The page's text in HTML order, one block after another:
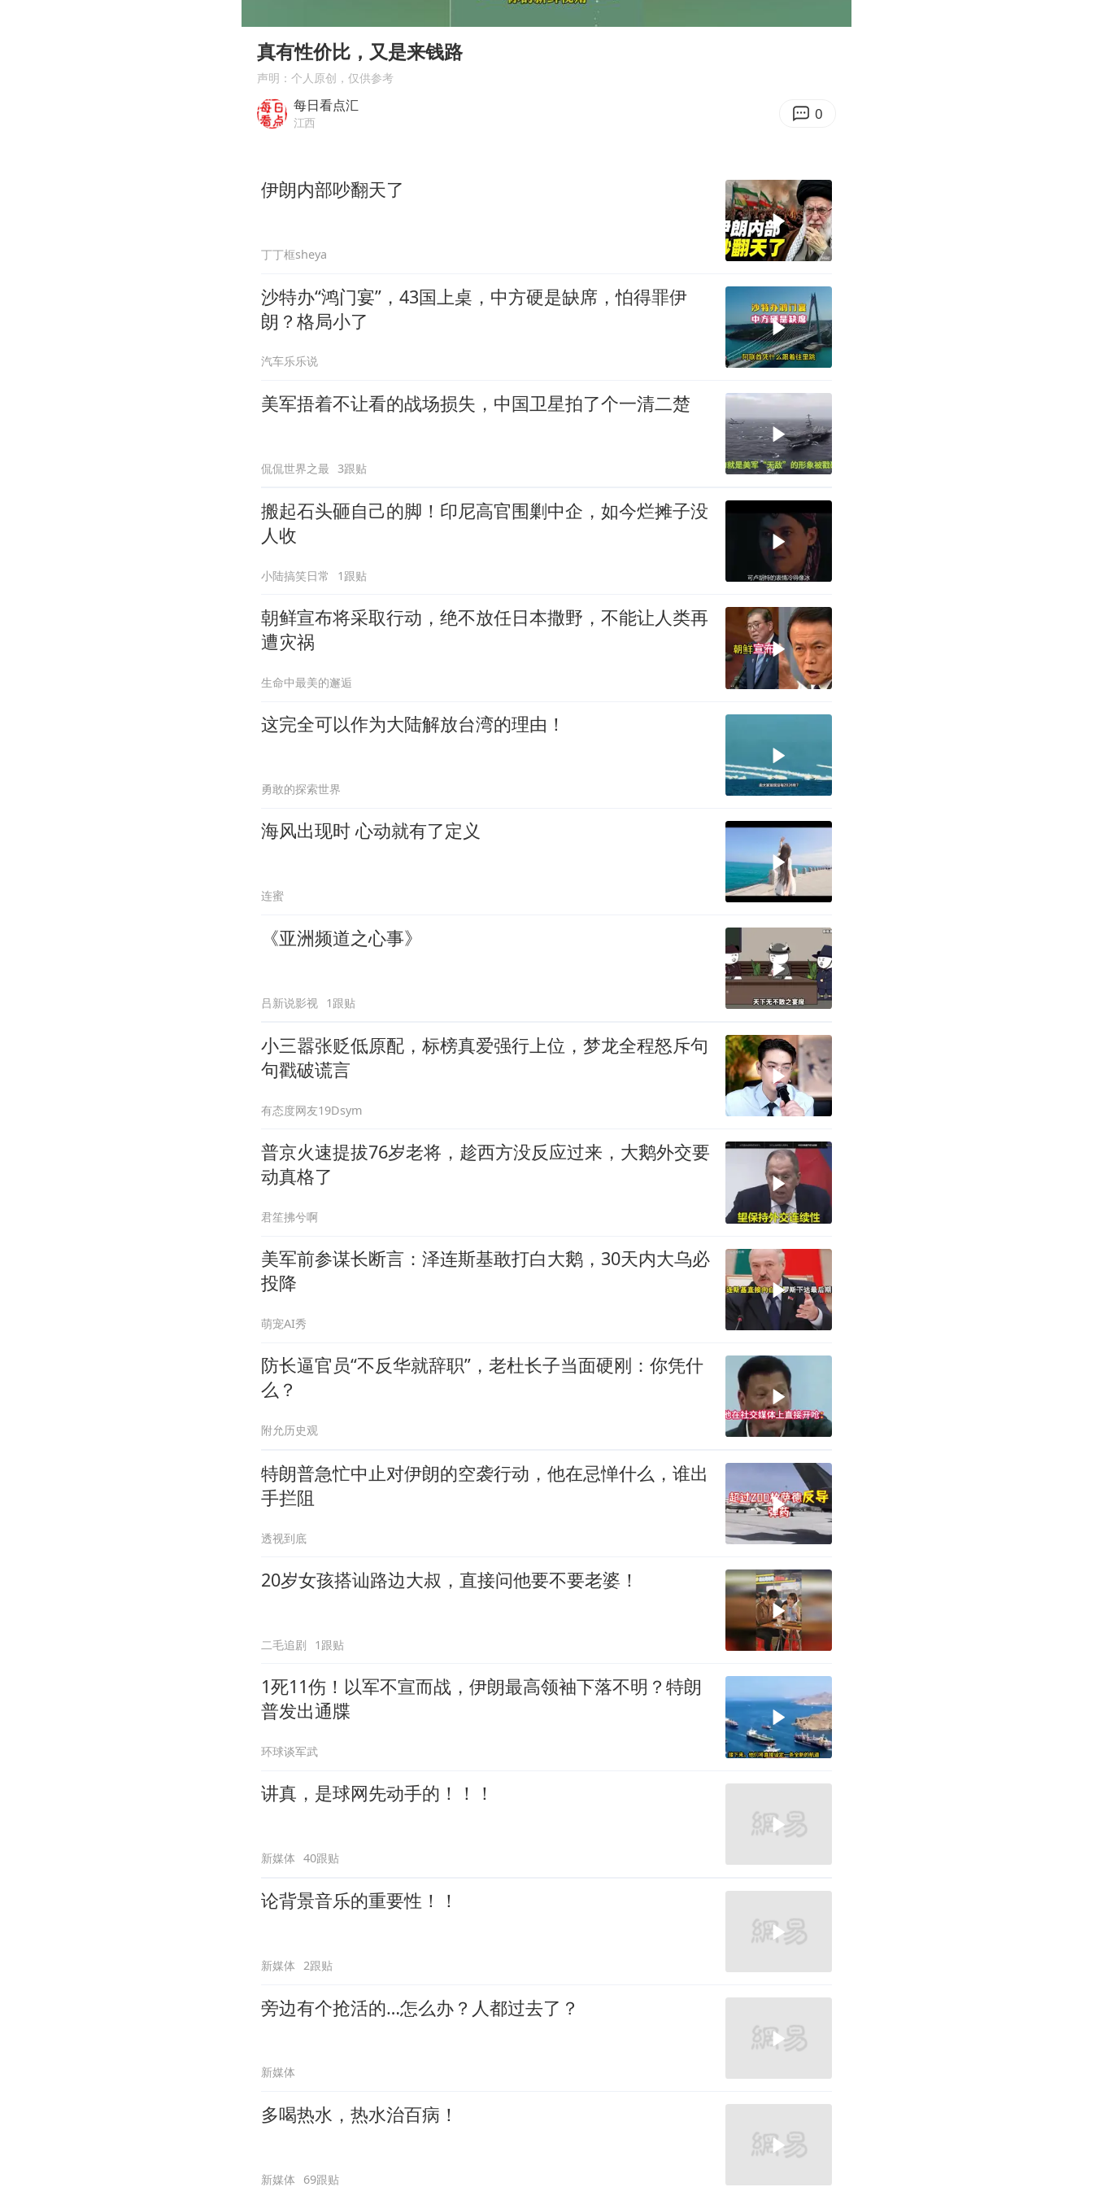
几元成本的AI广告导致千万市值蒸发
浙江台州《告全体市民书》
郑丽文：台湾从来没有“独立”过
人民的健康、体质、幸福一脉相承
真有性价比，又是来钱路
声明：个人原创，仅供参考
每日看点汇
江西 0
伊朗内部吵翻天了
丁丁框sheya
沙特办“鸿门宴”，43国上桌，中方硬是缺席，怕得罪伊
朗？格局小了
汽车乐乐说
美军捂着不让看的战场损失，中国卫星拍了个一清二楚
侃侃世界之最 3跟贴
搬起石头砸自己的脚！印尼高官围剿中企，如今烂摊子没
人收
小陆搞笑日常 1跟贴
朝鲜宣布将采取行动，绝不放任日本撒野，不能让人类再
遭灾祸
生命中最美的邂逅
这完全可以作为大陆解放台湾的理由！
勇敢的探索世界
海风出现时 心动就有了定义
连蜜
《亚洲频道之心事》
吕新说影视 1跟贴
小三嚣张贬低原配，标榜真爱强行上位，梦龙全程怒斥句
句戳破谎言
有态度网友19Dsym
普京火速提拔76岁老将，趁西方没反应过来，大鹅外交要
动真格了
君笙拂兮啊
美军前参谋长断言：泽连斯基敢打白大鹅，30天内大乌必
投降
萌宠AI秀
防长逼官员“不反华就辞职”，老杜长子当面硬刚：你凭什
么？
附允历史观
特朗普急忙中止对伊朗的空袭行动，他在忌惮什么，谁出
手拦阻
透视到底
20岁女孩搭讪路边大叔，直接问他要不要老婆！
二毛追剧 1跟贴
1死11伤！以军不宣而战，伊朗最高领袖下落不明？特朗
普发出通牒
环球谈军武
讲真，是球网先动手的！！！
新媒体 40跟贴
论背景音乐的重要性！！
新媒体 2跟贴
旁边有个抢活的…怎么办？人都过去了？
新媒体
多喝热水，热水治百病！
新媒体 69跟贴